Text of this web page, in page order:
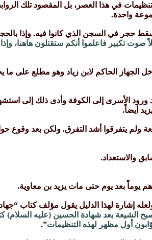
في هذا العصر، بل المقصود تلك
واحدة.
حجر في السجن الذي كانوا فيه. وإذا
تكبير فاعلموا أنكم ستقتلون هاهنا،
الحاكم لابن زياد وهو مطلع على
ورود الأسرى إلى الكوفة وأدى ذلك إلى
أيضاً.
ولم يتفرقوا أشد التفرق. ولكن بعد وقوع
والاستعداد.
يوماً بعد يوم حتى مات يزيد بن معاوية.
إشارة لهذا الدليل يقول مؤلف كتاب
الشيعة بعد شهادة الحسين (عليه السلام)
أول مظهر لهذه التنظيمات”.